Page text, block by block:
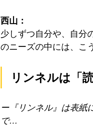
西山：
少しずつ自分や、自分
のニーズの中には、こ
リンネルは「
ー『リンネル』は表紙
で…